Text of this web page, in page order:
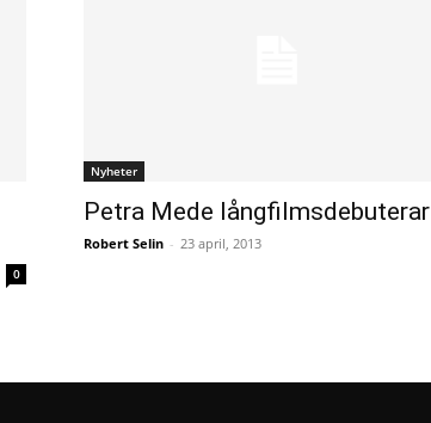
0
Nyheter
Petra Mede långfilmsdebuterar
Robert Selin - 23 april, 2013